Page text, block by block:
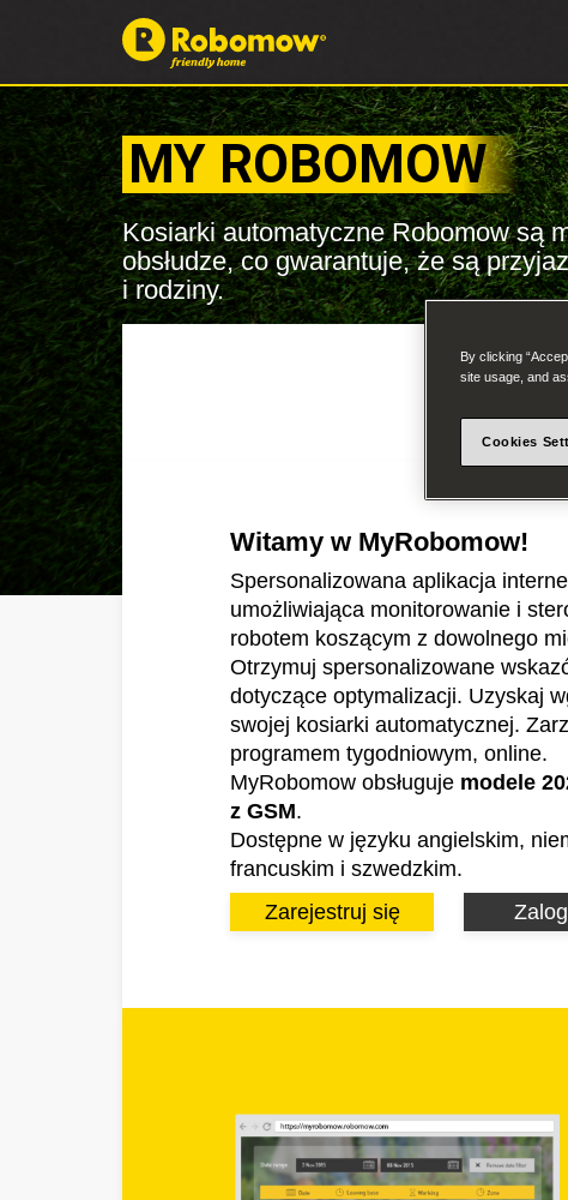
MY ROBOMOW
Kosiarki automatyczne Robomow są
obsłudze, co gwarantuje, że są
i rodziny.
Witamy w MyRobomow!
Spersonalizowana aplikacja
umożliwiająca monitorowanie i
robotem koszącym z dowolnego
Otrzymuj spersonalizowane
dotyczące optymalizacji. Uzyskaj
swojej kosiarki automatycznej.
programem tygodniowym, online.
MyRobomow obsługuje modele
z GSM.
Dostępne w języku angielskim,
francuskim i szwedzkim.
Zarejestruj się
By clicking
site usage, and
Cookies